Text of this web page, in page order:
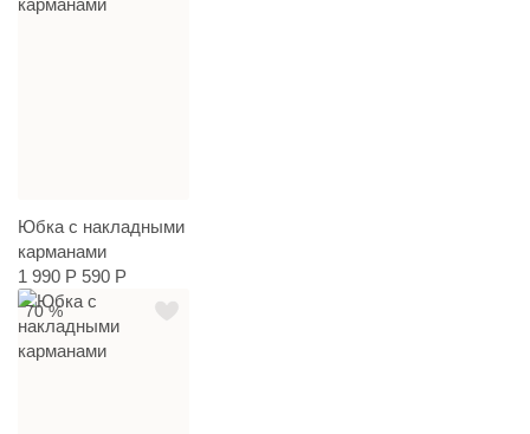
Юбка с накладными
карманами
1 990 Р 590 Р
70 %